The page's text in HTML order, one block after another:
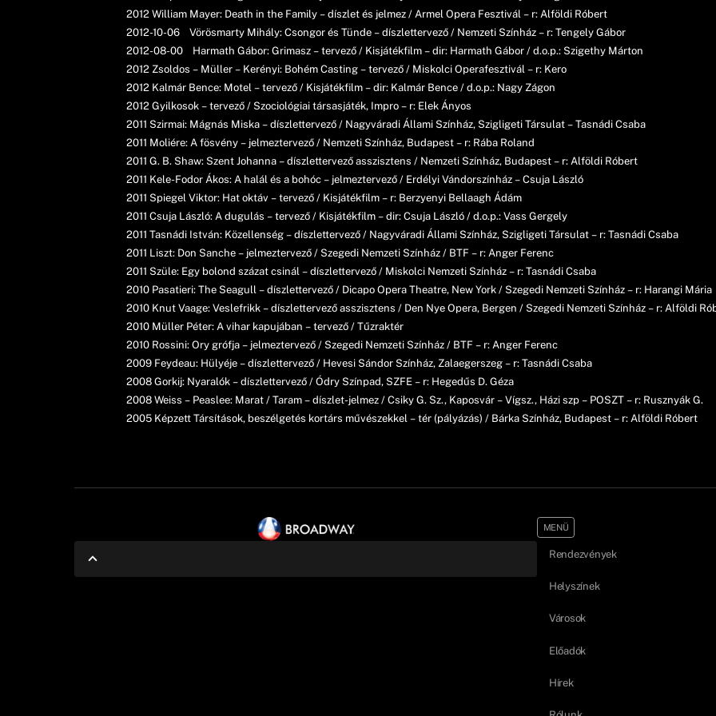
2012 William Mayer: Death in the Family – díszlet és jelmez / Armel Opera Fesztivál – r: Alföldi Róbert
2012-10-06 Vörösmarty Mihály: Csongor és Tünde – díszlettervező / Nemzeti Színház – r: Tengely Gábor
2012-08-00 Harmath Gábor: Grimasz – tervező / Kisjátékfilm – dir: Harmath Gábor / d.o.p.: Szigethy Márton
2012 Zsoldos – Müller – Kerényi: Bohém Casting – tervező / Miskolci Operafesztivál – r: Kero
2012 Kalmár Bence: Motel – tervező / Kisjátékfilm – dir: Kalmár Bence / d.o.p.: Nagy Zágon
2012 Gyilkosok – tervező / Szociológiai társasjáték, Impro – r: Elek Ányos
2011 Szirmai: Mágnás Miska – díszlettervező / Nagyváradi Állami Színház, Szigligeti Társulat – Tasnádi Csaba
2011 Moliére: A fösvény – jelmeztervező / Nemzeti Színház, Budapest – r: Rába Roland
2011 G. B. Shaw: Szent Johanna – díszlettervező asszisztens / Nemzeti Színház, Budapest – r: Alföldi Róbert
2011 Kele-Fodor Ákos: A halál és a bohóc – jelmeztervező / Erdélyi Vándorszínház – Csuja László
2011 Spiegel Viktor: Hat oktáv – tervező / Kisjátékfilm – r: Berzyenyi Bellaagh Ádám
2011 Csuja László: A dugulás – tervező / Kisjátékfilm – dir: Csuja László / d.o.p.: Vass Gergely
2011 Tasnádi István: Közellenség – díszlettervező / Nagyváradi Állami Színház, Szigligeti Társulat – r: Tasnádi Csaba
2011 Liszt: Don Sanche – jelmeztervező / Szegedi Nemzeti Színház / BTF – r: Anger Ferenc
2011 Szüle: Egy bolond százat csinál – díszlettervező / Miskolci Nemzeti Színház – r: Tasnádi Csaba
2010 Pasatieri: The Seagull – díszlettervező / Dicapo Opera Theatre, New York / Szegedi Nemzeti Színház – r: Harangi Mária
2010 Knut Vaage: Veslefrikk – díszlettervező asszisztens / Den Nye Opera, Bergen / Szegedi Nemzeti Színház – r: Alföldi
2010 Müller Péter: A vihar kapujában – tervező / Tűzraktér
2010 Rossini: Ory grófja – jelmeztervező / Szegedi Nemzeti Színház / BTF – r: Anger Ferenc
2009 Feydeau: Hülyéje – díszlettervező / Hevesi Sándor Színház, Zalaegerszeg – r: Tasnádi Csaba
2008 Gorkij: Nyaralók – díszlettervező / Ódry Színpad, SZFE – r: Hegedűs D. Géza
2008 Weiss – Peaslee: Marat / Taram – díszlet-jelmez / Csiky G. Sz., Kaposvár – Vígsz., Házi szp – POSZT – r: Rusznyák G.
2005 Képzett Társítások, beszélgetés kortárs művészekkel – tér (pályázás) / Bárka Színház, Budapest – r: Alföldi Róbert
MENÜ
Rendezvények
Helyszínek
Városok
Előadók
Hírek